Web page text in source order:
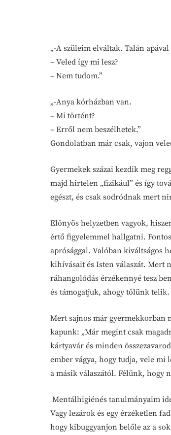
„-A szüleim elváltak. Talán
– Veled így mi lesz?
– Nem tudom.”
„-Anya kórházban van.
– Mi történt?
– Erről nem beszélhetek.”
Gondolatban már csak, vajon
Gyermekek százai kezdik meg
majd hirtelen „fizikául” és így
egészt, és csak sodródnak mert
Előnyös helyzetben vagyok,
értő figyelemmel hallgatni.
aprósággal. Valóban kiváltságos
kihívásait és Isten válaszát. Mert
ráhangolódás érzékennyé tesz
és támogatjuk, ahogy tőlünk telik.
Mert sajnos már gyermekkorban
kapunk: „Már megint csak
kártyavár és minden
ember vágya, hogy tudja, vele mi
a másik válaszától. Félünk, hogy
Mentálhigiénés tanulmányaim
Vagy lezárok és egy érzéketlen
hogy kibuggyanjon belőle az a